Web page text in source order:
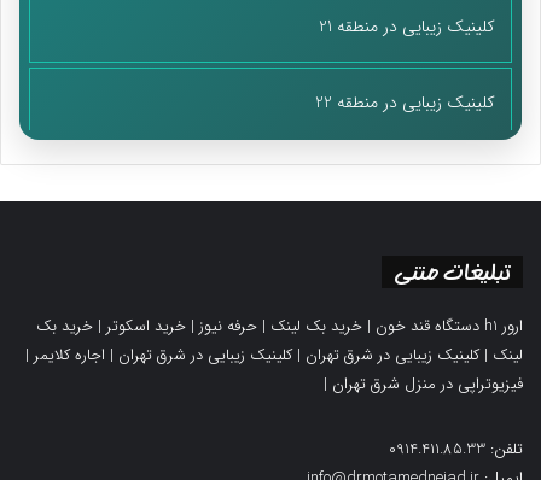
کلینیک زیبایی در منطقه 21
کلینیک زیبایی در منطقه 22
تبلیغات متنی
ارور h1 دستگاه قند خون | خرید بک لینک | حرفه نیوز | خرید اسکوتر | خرید بک
لینک |کلینیک زیبایی در شرق تهران |کلینیک زیبایی در شرق تهران | اجاره کلایمر |
فیزیوتراپی در منزل شرق تهران |
تلفن: 0914.411.85.33